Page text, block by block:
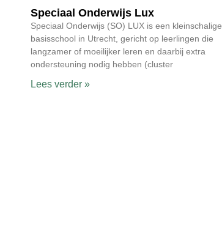
Speciaal Onderwijs Lux
Speciaal Onderwijs (SO) LUX is een kleinschalige
basisschool in Utrecht, gericht op leerlingen die
langzamer of moeilijker leren en daarbij extra
ondersteuning nodig hebben (cluster
Lees verder »